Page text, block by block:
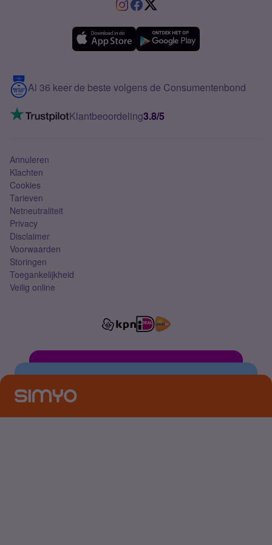
Verschil Prepaid en Sim Only
Meerdere nummers
5G internet
Mobiel internet
Mobiel abonnement
Contact
VoLTE 4G bellen
Al 36 keer de beste volgens de Consumentenbond
Klantbeoordeling3.8/5
Annuleren
Klachten
Cookies
Tarieven
Netneutraliteit
Privacy
Disclaimer
Voorwaarden
Storingen
Toegankelijkheid
Veilig online